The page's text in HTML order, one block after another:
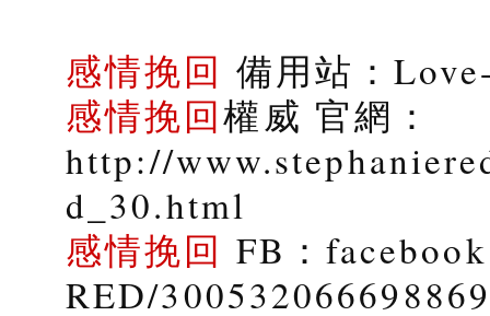
感情挽回 備用站：
感情挽回權威 官網：
http://
d_30.html
感情挽回 FB：
RED/300532066698869